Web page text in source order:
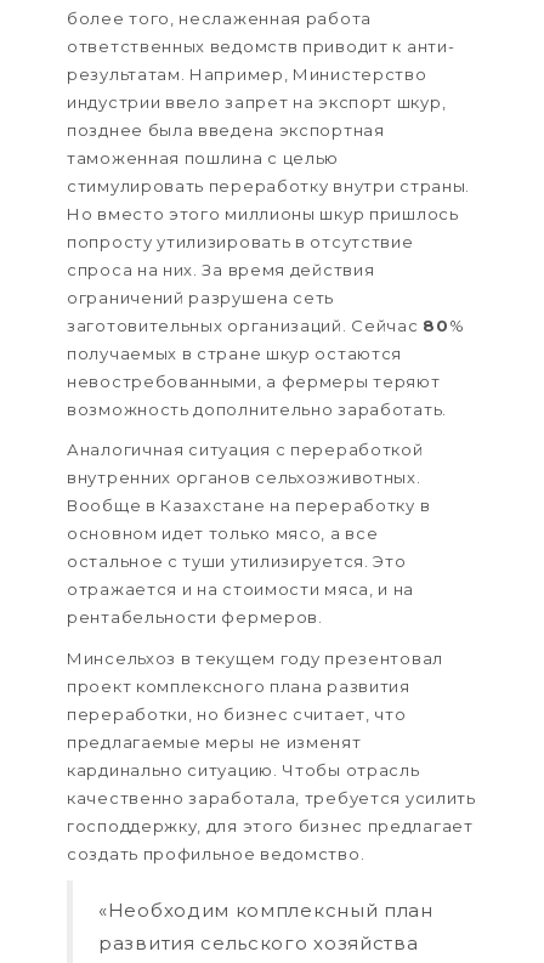
более того, неслаженная работа
ответственных ведомств приводит к анти-
результатам. Например, Министерство
индустрии ввело запрет на экспорт шкур,
позднее была введена экспортная
таможенная пошлина с целью
стимулировать переработку внутри страны.
Но вместо этого миллионы шкур пришлось
попросту утилизировать в отсутствие
спроса на них. За время действия
ограничений разрушена сеть
заготовительных организаций. Сейчас 80%
получаемых в стране шкур остаются
невостребованными, а фермеры теряют
возможность дополнительно заработать.
Аналогичная ситуация с переработкой
внутренних органов сельхозживотных.
Вообще в Казахстане на переработку в
основном идет только мясо, а все
остальное с туши утилизируется. Это
отражается и на стоимости мяса, и на
рентабельности фермеров.
Минсельхоз в текущем году презентовал
проект комплексного плана развития
переработки, но бизнес считает, что
предлагаемые меры не изменят
кардинально ситуацию. Чтобы отрасль
качественно заработала, требуется усилить
господдержку, для этого бизнес предлагает
создать профильное ведомство.
«Необходим комплексный план
развития сельского хозяйства